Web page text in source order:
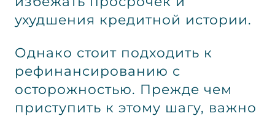
ухудшения кредитной истории.
Однако стоит подходить к
рефинансированию с
осторожностью. Прежде чем
приступить к этому шагу, важно